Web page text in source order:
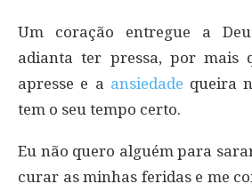
Um coração entregue a
adianta ter pressa, por mais
apresse e a ansiedade queira
tem o seu tempo certo.
Eu não quero alguém para
curar as minhas feridas e me